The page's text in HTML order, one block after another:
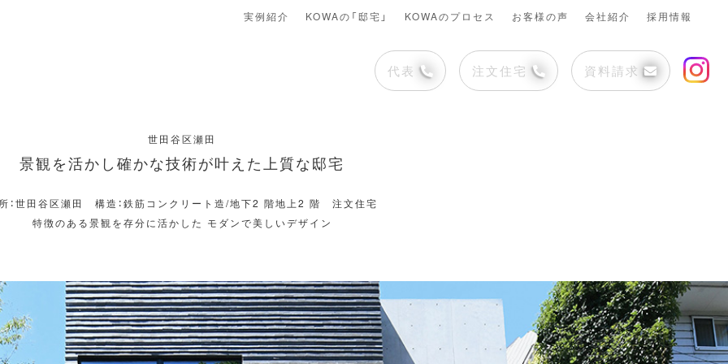
実例紹介 KOWAの「邸宅」 KOWAのプロセス お客様の声 会社紹介 採用情報
代表 注文住宅 資料請求
世田谷区瀬田
景観を活かし確かな技術が叶えた上質な邸宅
：世田谷区瀬田 構造：鉄筋コンクリート造/地下2 階地上2 階 注文住宅
特徴のある景観を存分に活かした モダンで美しいデザイン